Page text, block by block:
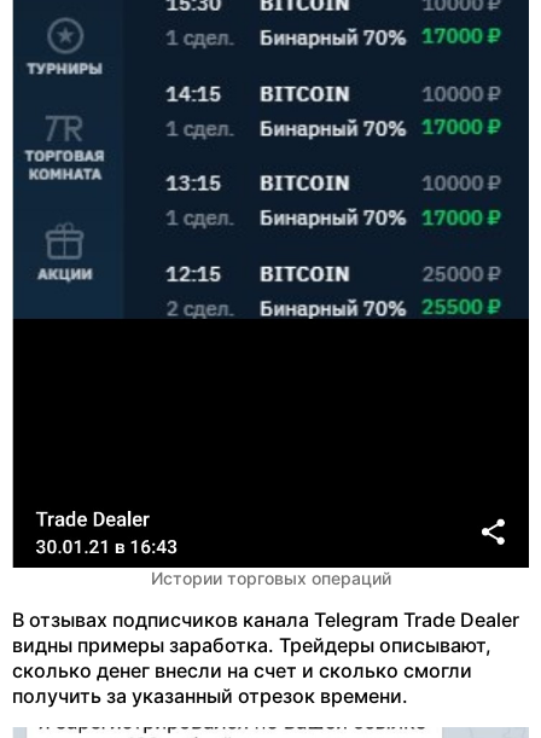
Истории торговых операций
В отзывах подписчиков канала Telegram Trade Dealer
видны примеры заработка. Трейдеры описывают,
сколько денег внесли на счет и сколько смогли
получить за указанный отрезок времени.